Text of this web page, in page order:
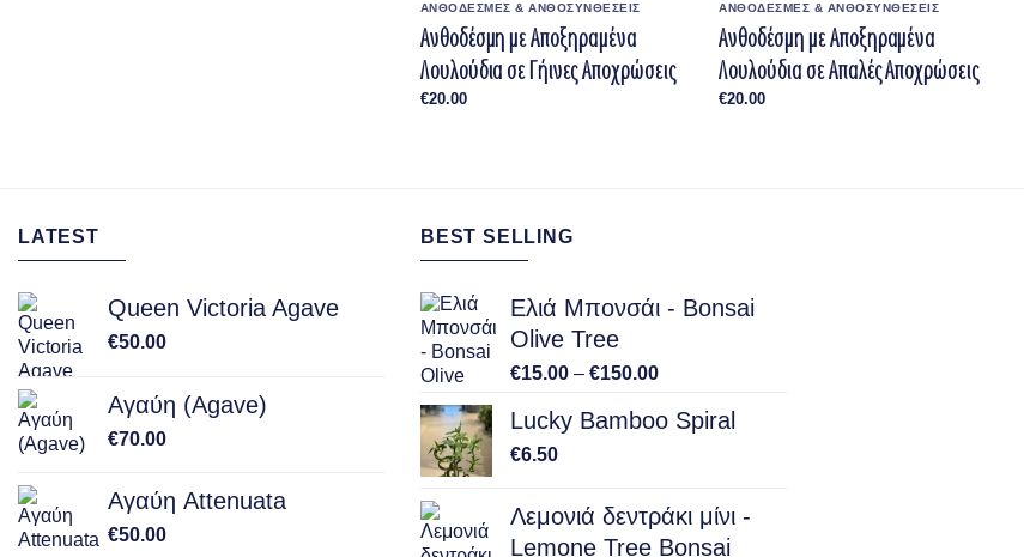
ΑΝΘΟΔΕΣΜΕΣ & ΑΝΘΟΣΥΝΘΕΣΕΙΣ
Ανθοδέσμη με Αποξηραμένα
Λουλούδια σε Γήινες Αποχρώσεις
€20.00
ΑΝΘΟΔΕΣΜΕΣ & ΑΝΘΟΣΥΝΘΕΣΕΙΣ
Ανθοδέσμη με Αποξηραμένα
Λουλούδια σε Απαλές Αποχρώσεις
€20.00
LATEST
Queen Victoria Agave
€50.00
Αγαύη (Agave)
€70.00
Αγαύη Attenuata
€50.00
BEST SELLING
Ελιά Μπονσάι - Bonsai
Olive Tree
€15.00 – €150.00Price
€15.00
Lucky Bamboo Spiral
€6.50
Λεμονιά δεντράκι μίνι -
Lemone Tree Bonsai